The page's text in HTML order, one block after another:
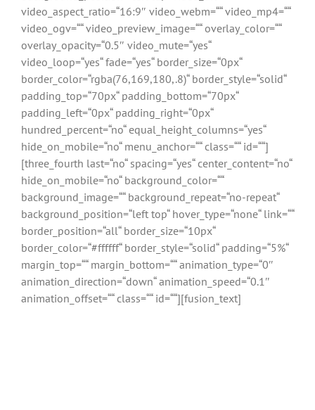
video_aspect_ratio=“16:9″ video_webm=““ video_mp4=““
video_ogv=““ video_preview_image=““ overlay_color=““
overlay_opacity=“0.5″ video_mute=“yes“
video_loop=“yes“ fade=“yes“ border_size=“0px“
border_color=“rgba(76,169,180,.8)“ border_style=“solid“
padding_top=“70px“ padding_bottom=“70px“
padding_left=“0px“ padding_right=“0px“
hundred_percent=“no“ equal_height_columns=“yes“
hide_on_mobile=“no“ menu_anchor=““ class=““ id=““]
[three_fourth last=“no“ spacing=“yes“ center_content=“no“
hide_on_mobile=“no“ background_color=““
background_image=““ background_repeat=“no-repeat“
background_position=“left top“ hover_type=“none“ link=““
border_position=“all“ border_size=“10px“
border_color=“#ffffff“ border_style=“solid“ padding=“5%“
margin_top=““ margin_bottom=““ animation_type=“0″
animation_direction=“down“ animation_speed=“0.1″
animation_offset=““ class=““ id=““][fusion_text]